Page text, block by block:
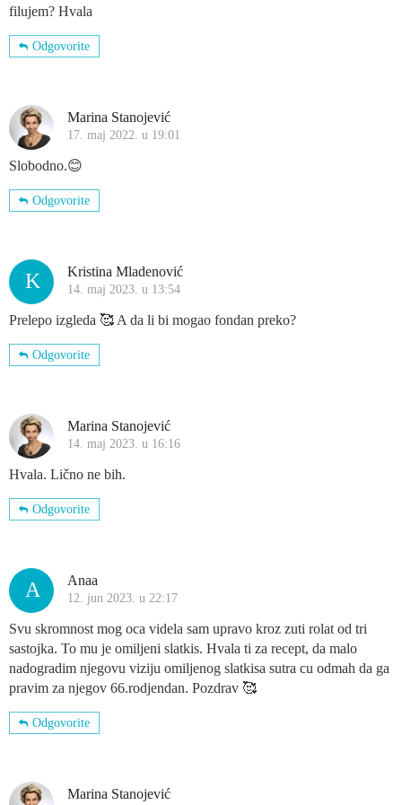
filujem? Hvala
Odgovorite
Marina Stanojević
17. maj 2022. u 19:01
Slobodno.😊
Odgovorite
K Kristina Mladenović
14. maj 2023. u 13:54
Prelepo izgleda 🥰 A da li bi mogao fondan preko?
Odgovorite
Marina Stanojević
14. maj 2023. u 16:16
Hvala. Lično ne bih.
Odgovorite
A Anaa
12. jun 2023. u 22:17
Svu skromnost mog oca videla sam upravo kroz zuti rolat od tri
sastojka. To mu je omiljeni slatkis. Hvala ti za recept, da malo
nadogradim njegovu viziju omiljenog slatkisa sutra cu odmah da ga
pravim za njegov 66.rodjendan. Pozdrav 🥰
Odgovorite
Marina Stanojević